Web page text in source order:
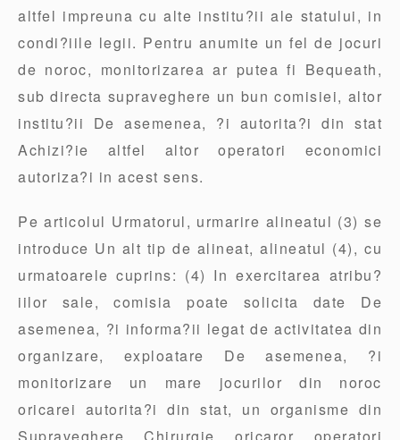
altfel impreuna cu alte institu?ii ale statului, in
condi?iile legii. Pentru anumite un fel de jocuri
de noroc, monitorizarea ar putea fi Bequeath,
sub directa supraveghere un bun comisiei, altor
institu?ii De asemenea, ?i autorita?i din stat
Achizi?ie altfel altor operatori economici
autoriza?i in acest sens.
Pe articolul Urmatorul, urmarire alineatul (3) se
introduce Un alt tip de alineat, alineatul (4), cu
urmatoarele cuprins: (4) In exercitarea atribu?
iilor sale, comisia poate solicita date De
asemenea, ?i informa?ii legat de activitatea din
organizare, exploatare De asemenea, ?i
monitorizare un mare jocurilor din noroc
oricarei autorita?i din stat, un organisme din